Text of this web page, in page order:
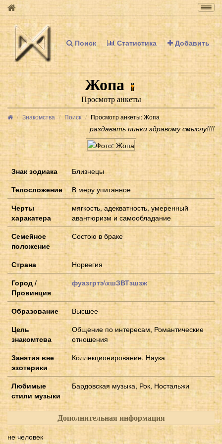
Поиск Статистика Добавить
Жопа
Просмотр анкеты
Знакомства Поиск Просмотр анкеты: Жопа
раздавать пинки здравому смыслу!!!!
Знак зодиака
Близнецы
Телосложение
В меру упитанное
Черты
харакатера
мягкость, адекватность, умеренный
авантюризм и самообладание
Семейное
положение
Состою в браке
Страна
Норвегия
Город /
Провинция
фуазгртэ\хшЗВТзшзж
Образование
Высшее
Цель
знакомтсва
Общение по интересам, Романтические
отношения
Занятия вне
эзотерики
Коллекционирование, Наука
Любимые
стили музыки
Бардовская музыка, Рок, Ностальжи
Дополнительная информация
не человек